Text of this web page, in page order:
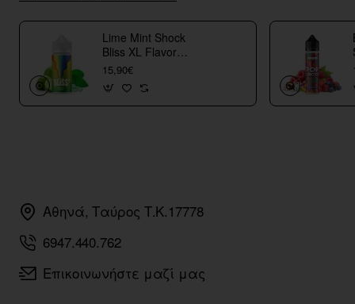
Lime Mint Shock
Bliss XL Flavor
Shots
15,90€
Αθηνά, Ταύρος Τ.Κ.17778
6947.440.762
Επικοινωνήστε μαζί μας